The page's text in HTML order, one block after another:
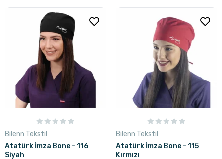
Bilenn Tekstil
Atatürk İmza Bone - 116
Siyah
Bilenn Tekstil
Atatürk İmza Bone - 115
Kırmızı